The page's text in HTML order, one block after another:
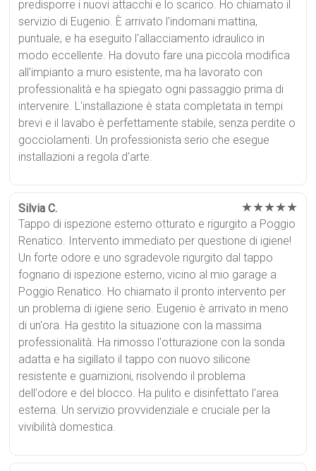
predisporre i nuovi attacchi e lo scarico. Ho chiamato il
servizio di Eugenio. È arrivato l'indomani mattina,
puntuale, e ha eseguito l'allacciamento idraulico in
modo eccellente. Ha dovuto fare una piccola modifica
all'impianto a muro esistente, ma ha lavorato con
professionalità e ha spiegato ogni passaggio prima di
intervenire. L'installazione è stata completata in tempi
brevi e il lavabo è perfettamente stabile, senza perdite o
gocciolamenti. Un professionista serio che esegue
installazioni a regola d'arte.
Silvia C. ★★★★★
Tappo di ispezione esterno otturato e rigurgito a Poggio
Renatico. Intervento immediato per questione di igiene!
Un forte odore e uno sgradevole rigurgito dal tappo
fognario di ispezione esterno, vicino al mio garage a
Poggio Renatico. Ho chiamato il pronto intervento per
un problema di igiene serio. Eugenio è arrivato in meno
di un'ora. Ha gestito la situazione con la massima
professionalità. Ha rimosso l'otturazione con la sonda
adatta e ha sigillato il tappo con nuovo silicone
resistente e guarnizioni, risolvendo il problema
dell'odore e del blocco. Ha pulito e disinfettato l'area
esterna. Un servizio provvidenziale e cruciale per la
vivibilità domestica.